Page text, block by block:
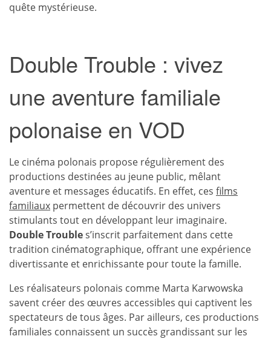
quête mystérieuse.
Double Trouble : vivez
une aventure familiale
polonaise en VOD
Le cinéma polonais propose régulièrement des
productions destinées au jeune public, mêlant
aventure et messages éducatifs. En effet, ces films
familiaux permettent de découvrir des univers
stimulants tout en développant leur imaginaire.
Double Troubles’inscrit parfaitement dans cette
tradition cinématographique, offrant une expérience
divertissante et enrichissante pour toute la famille.
Les réalisateurs polonais comme Marta Karwowska
savent créer des œuvres accessibles qui captivent les
spectateurs de tous âges. Par ailleurs, ces productions
familiales connaissent un succès grandissant sur les